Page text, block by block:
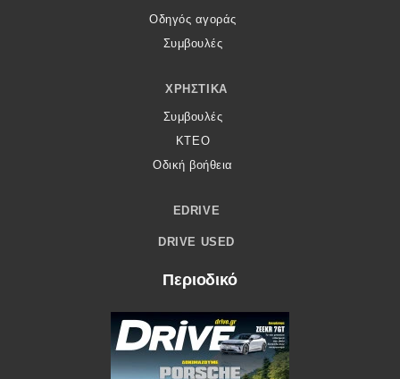
Οδηγός αγοράς
Συμβουλές
ΧΡΗΣΤΙΚΆ
Συμβουλές
ΚΤΕΟ
Οδική βοήθεια
EDRIVE
DRIVE USED
Περιοδικό